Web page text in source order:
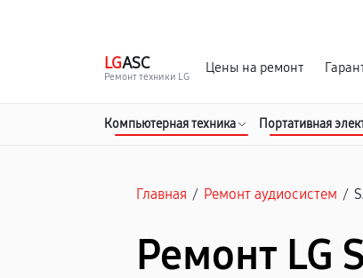
LGASC
Ремонт техники LG
Цены на ремонт
Компьютерная техника Портативная
Главная / Ремонт аудиосистем /
Ремонт LG